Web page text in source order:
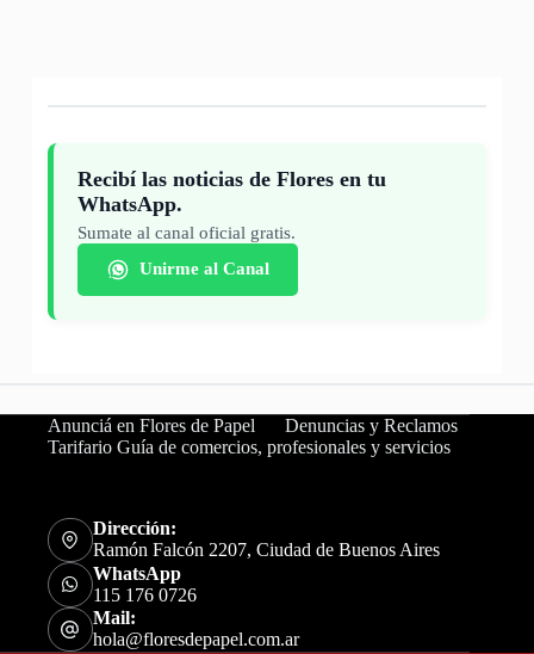
Recibí las noticias de Flores en tu
WhatsApp.
Sumate al canal oficial gratis.
Unirme al Canal
Anunciá en Flores de Papel
Denuncias y Reclamos
Tarifario Guía de comercios, profesionales y servicios
Dirección:
Ramón Falcón 2207, Ciudad de Buenos Aires
WhatsApp
115 176 0726
Mail:
hola@floresdepapel.com.ar